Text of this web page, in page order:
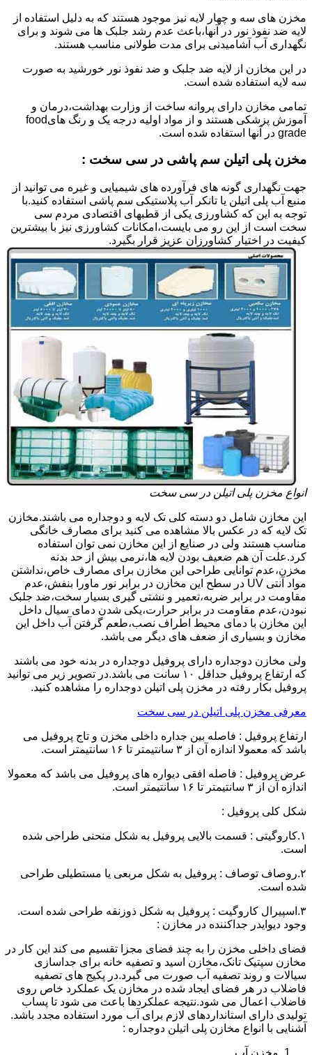
مخزن های سه و چهار لایه نیز موجود هستند که به دلیل استفاده از
لایه ضد نفوذ نور در آنها،باعث عدم رشد جلبک ها می شوند و برای
نگهداری آب آشامیدنی برای مدت طولانی مناسب هستند.
در این مخازن از لایه ضد جلبک و ضد نفوذ نور خورشید به صورت
سه لایه استفاده شده است.
تمامی مخازن دارای پروانه ساخت از وزارت بهداشت،درمان و
آموزش پزشکی هستند و از مواد اولیه درجه یک و رنگ هایfood
grade در آنها استفاده شده است.
مخزن پلی اتیلن سم پاشی در سی سخت :
جهت نگهداری گونه های فرآورده های شیمیایی و غیره می توانید از
منبع آب پلی اتیلن یا تانکر آب پلاستیکی سم پاشی استفاده کنید.با
توجه به این که کشاورزی یکی از قطبهای اقتصادی مردم سی
سخت است از این رو می بایست،امکانات کشاورزی نیز با بیشترین
کیفیت در اختیار کشاورزان عزیز قرار بگیرد.
انواع مخزن پلی اتیلن در سی سخت
این مخازن شامل دو دسته کلی تک لایه و دوجداره می باشند.مخازن
تک لایه که در عکس بالا مشاهده می کنید برای مصارف خانگی
مناسب هستند ولی در صنایع از این مخازن نمی توان استفاده
کرد.علت آن هم ضعیف بودن لایه ها،نرمی بیش از حد بدنه
مخزن،عدم توانایی طراحی این مخازن برای مصارف خاص،نداشتن
مواد آنتی UV در سطح این مخازن در برابر نور ماورا بنفش،عدم
مقاومت در برابر ضربه،تعمیر و نشتی گیری بسیار سخت،ضد جلبک
نبودن،عدم مقاومت در برابر حرارت،یکی شدن دمای سیال داخل
این مخازن با دمای محیط اطراف نصب،طعم گرفتن آب داخل این
مخازن و بسیاری از ضعف های دیگر می باشد.
ولی مخازن دوجداره دارای پروفیل دوجداره در بدنه خود می باشند
که ارتفاع پروفیل حداقل ۱۰ سانت می باشد.در تصویر زیر می توانید
پروفیل بکار رفته در مخزن پلی اتیلن دوجداره را مشاهده کنید.
معرفی مخزن پلی اتیلن در سی سخت
ارتفاع پروفیل : فاصله بین جداره داخلی مخزن و تاج پروفیل می
باشد که معمولا اندازه آن از ۳ سانتیمتر تا ۱۶ سانتیمتر است.
عرض پروفیل : فاصله افقی دیواره های پروفیل می باشد که معمولا
اندازه آن از ۳ سانتیمتر تا ۱۶ سانتیمتر است.
شکل کلی پروفیل :
۱.کاروگیتی : قسمت بالایی پروفیل به شکل منحنی طراحی شده
است.
۲.روصاف توصاف : پروفیل به شکل مربعی یا مستطیلی طراحی
شده است.
۳.اسپیرال کاروگیت : پروفیل به شکل ذوزنقه طراحی شده است.
وجود دیوایدر جداکننده در مخازن :
فضای داخلی مخزن را به چند فضای مجزا تقسیم می کند این کار در
مخازن سپتیک تانک،مخازن اسید و تصفیه خانه برای جداسازی
سیالات و روند تصفیه آب صورت می گیرد.در پکیج های تصفیه
فاضلاب در هر فضای ایجاد شده در مخازن یک عملکرد خاص روی
فاضلاب اعمال می شود.نتیجه عملکردها باعث می شود تا پساب
تولیدی دارای استانداردهای لازم برای آب مورد استفاده مجدد باشد.
آشنایی با انواع مخازن پلی اتیلن دوجداره :
مخزن آب